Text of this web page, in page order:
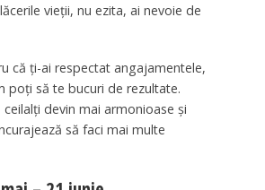
vieții, nu ezita, ai nevoie de
că ți-ai respectat angajamentele,
poți să te bucuri de rezultate.
ceilalți devin mai armonioase și
să faci mai multe